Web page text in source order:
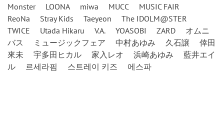
Monster
LOONA miwa MUCC
MUSIC FAIR
ReoNa
Stray Kids Taeyeon
The IDOLM@STER
TWICE
Utada Hikaru V.A. YOASOBI ZARD
オムニ
バス
ミュージックフェア 中村あゆみ 久石譲
倖田
來未
宇多田ヒカル 家入レオ 浜崎あゆみ
藍井エイ
ル
르세라핌 스트레이 키즈 에스파